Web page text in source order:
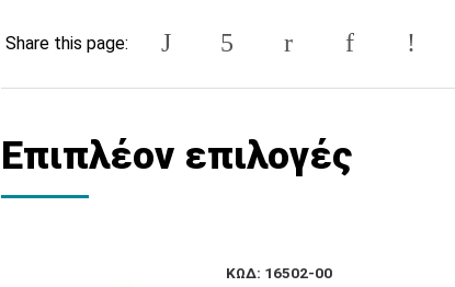
Share this page:
Επιπλέον επιλογές
ΚΩΔ: 16502-00